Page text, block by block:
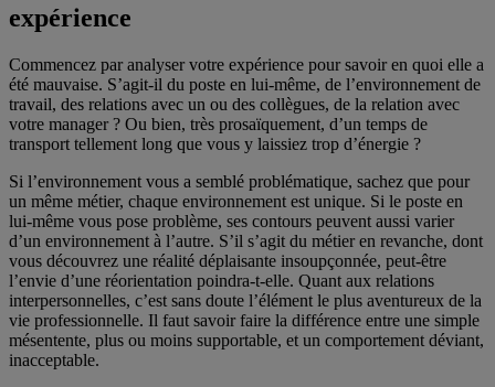
expérience
Commencez par analyser votre expérience pour savoir en quoi elle a
été mauvaise. S’agit-il du poste en lui-même, de l’environnement de
travail, des relations avec un ou des collègues, de la relation avec
votre manager ? Ou bien, très prosaïquement, d’un temps de
transport tellement long que vous y laissiez trop d’énergie ?
Si l’environnement vous a semblé problématique, sachez que pour
un même métier, chaque environnement est unique. Si le poste en
lui-même vous pose problème, ses contours peuvent aussi varier
d’un environnement à l’autre. S’il s’agit du métier en revanche, dont
vous découvrez une réalité déplaisante insoupçonnée, peut-être
l’envie d’une réorientation poindra-t-elle. Quant aux relations
interpersonnelles, c’est sans doute l’élément le plus aventureux de la
vie professionnelle. Il faut savoir faire la différence entre une simple
mésentente, plus ou moins supportable, et un comportement déviant,
inacceptable.